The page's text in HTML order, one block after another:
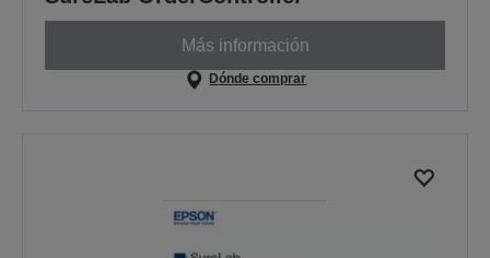
Más información
Dónde comprar